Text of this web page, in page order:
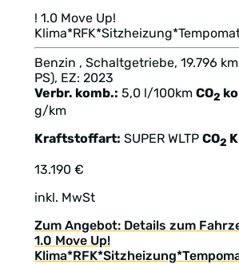
! 1.0 Move Up!
Benzin , Schaltgetriebe, 19.796
PS), EZ: 2023
Verbr. komb.: 5,0 l/100km CO2
g/km
Kraftstoffart: SUPER WLTP CO2
13.190 €
inkl. MwSt
Zum Angebot: Details zum
1.0 Move Up!